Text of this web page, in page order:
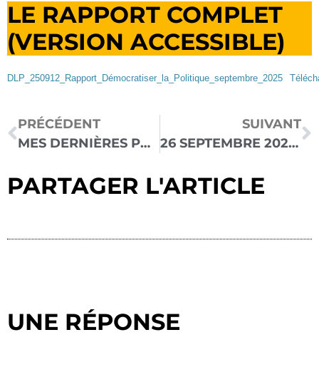
LE RAPPORT COMPLET
(VERSION ACCESSIBLE)
DLP_250912_Rapport_Démocratiser_la_Politique_septembre_2025
PRÉCÉDENT
MES DERNIÈRES PUBLICATIONS EN MATIÈRE DE LUTTE CONTRE LE VALIDISME OU COMMENT JE SOIGNE MON BURN-OUT
SUIVANT
26 SEPTEMBRE 2025 : POURQUOI J’AI DÛ INTERROMPRE LE CONSEIL MUNICIPAL DE TOULOUSE
PARTAGER L'ARTICLE
UNE RÉPONSE